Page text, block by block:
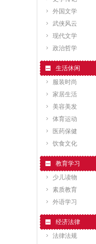
外国文学
武侠风云
现代文学
政治哲学
生活休闲
服装时尚
家居生活
美容美发
体育运动
医药保健
饮食文化
教育学习
少儿读物
素质教育
外语学习
经济法律
法律法规